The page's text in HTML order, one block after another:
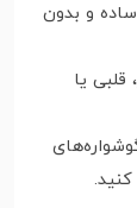
و بدون
یا